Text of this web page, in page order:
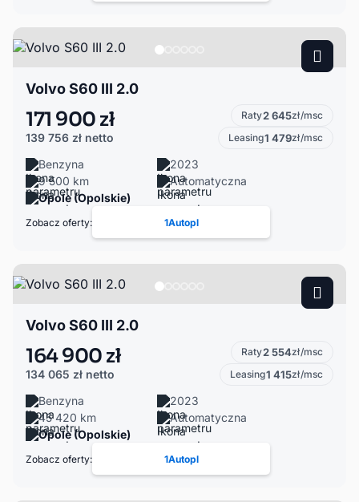
Volvo S60 III 2.0
171 900 zł
139 756 zł netto
Raty2 645zł/msc
Leasing1 479zł/msc
Benzyna
2023
9 500 km
Automatyczna
Opole (Opolskie)
Zobacz oferty: 1Autopl
Volvo S60 III 2.0
164 900 zł
134 065 zł netto
Raty2 554zł/msc
Leasing1 415zł/msc
Benzyna
2023
45 420 km
Automatyczna
Opole (Opolskie)
Zobacz oferty: 1Autopl